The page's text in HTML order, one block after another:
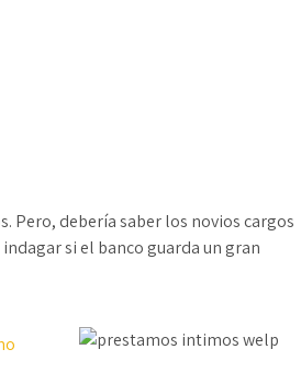
Pero, debería saber los novios cargos
si el banco guarda un gran